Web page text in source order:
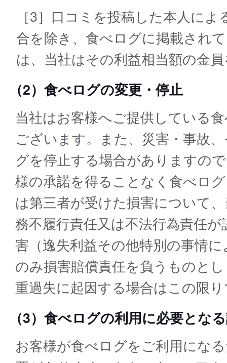
［3］口コミを投稿した本人に
合を除き、食べログに掲載され
は、当社はその利益相当額の金
（2）食べログの変更・停止
当社はお客様へご提供している
ございます。また、災害・事故
グを停⽌する場合がありますの
様の承諾を得ることなく⾷べロ
は第三者が受けた損害について
務不履行責任又は不法行為責任
害（逸失利益その他特別の事情
のみ損害賠償責任を負うものと
重過失に起因する場合はこの限
（3）食べログの利用に必要とな
お客様が食べログをご利用にな